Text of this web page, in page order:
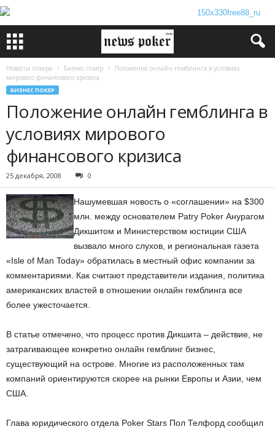
Новости покера Бизнес покер
Положение онлайн гемблинга в условиях
мирового финансового кризиса
БИЗНЕС ПОКЕР
Положение онлайн гемблинга в
условиях мирового
финансового кризиса
25 декабря, 2008 0
Нашумевшая новость о «соглашении» на $300
млн. между основателем Patry Poker Анурагом
Дикшитом и Министерством юстиции США
вызвало много слухов, и региональная газета
«Isle of Man Today» обратилась в местный офис компании за
комментариями. Как считают представители издания, политика
американских властей в отношении онлайн гемблинга все
более ужесточается.
В статье отмечено, что процесс против Дикшита – действие, не
затрагивающее конкретно онлайн гемблинг бизнес,
существующий на острове. Многие из расположенных там
компаний ориентируются скорее на рынки Европы и Азии, чем
США.
Глава юридического отдела Poker Stars Пол Телфорд сообщил